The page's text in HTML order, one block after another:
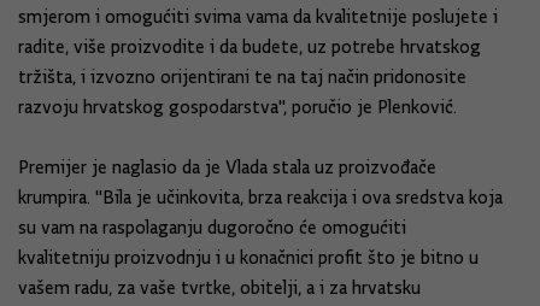
smjerom i omogućiti svima vama da kvalitetnije poslujete i
radite, više proizvodite i da budete, uz potrebe hrvatskog
tržišta, i izvozno orijentirani te na taj način pridonosite
razvoju hrvatskog gospodarstva", poručio je Plenković.
Premijer je naglasio da je Vlada stala uz proizvođače
krumpira. "Bila je učinkovita, brza reakcija i ova sredstva koja
su vam na raspolaganju dugoročno će omogućiti
kvalitetniju proizvodnju i u konačnici profit što je bitno u
vašem radu, za vaše tvrtke, obitelji, a i za hrvatsku